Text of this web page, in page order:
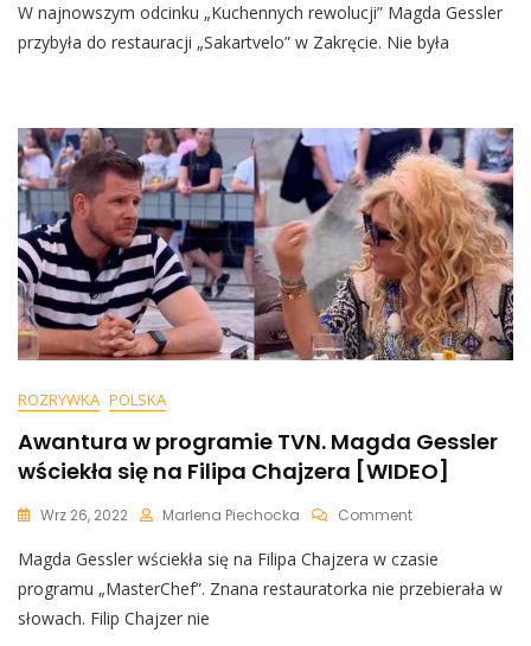
Jest
Skandal!”.
Magda
Potwornym
Brudem
[WIDEO]
W najnowszym odcinku „Kuchennych rewolucji” Magda Gessler
przybyła do restauracji „Sakartvelo” w Zakręcie. Nie była
ROZRYWKA POLSKA
Awantura w programie TVN. Magda Gessler
wściekła się na Filipa Chajzera [WIDEO]
Wrz 26, 2022 Marlena Piechocka CommentOn
W
Programie
Magda Gessler wściekła się na Filipa Chajzera w czasie
programu „MasterChef”. Znana restauratorka nie przebierała w
słowach. Filip Chajzer nie